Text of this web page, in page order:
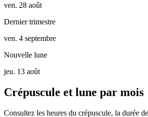
ven. 28 août
Dernier trimestre
ven. 4 septembre
Nouvelle lune
jeu. 13 août
Crépuscule et lune par mois
Consultez les heures du crépuscule, la durée